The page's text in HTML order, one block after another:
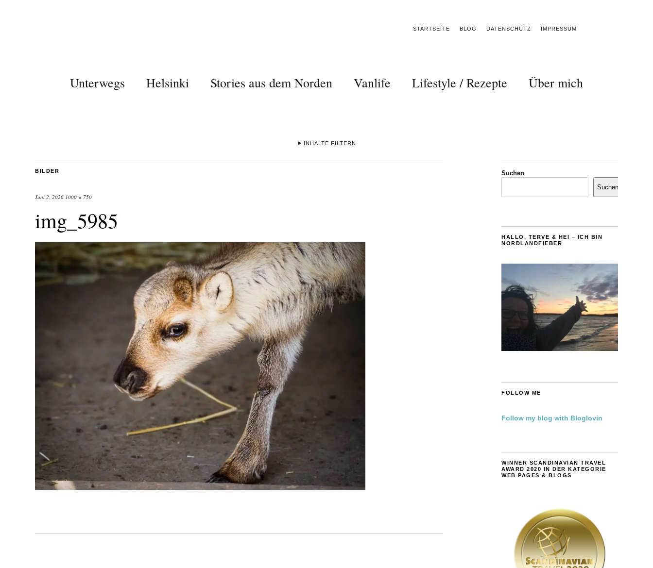
STARTSEITE BLOG DATENSCHUTZ IMPRESSUM
Unterwegs Helsinki Stories aus dem Norden Vanlife Lifestyle / Rezepte Über mich
INHALTE FILTERN
BILDER
Juni 2, 2026 1000 × 750
img_5985
Suchen
Suchen
HALLO, TERVE & HEI – ICH BIN
NORDLANDFIEBER
FOLLOW ME
Follow my blog with Bloglovin
WINNER SCANDINAVIAN TRAVEL
AWARD 2020 IN DER KATEGORIE
WEB PAGES & BLOGS